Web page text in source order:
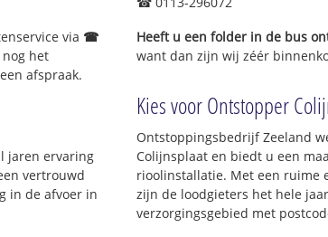
via ☎
het
afspraak.
jaren ervaring
vertrouwd
in de afvoer in
Heeft u een folder in de bus
want dan zijn wij zéér
Kies voor Ontstopper
Ontstoppingsbedrijf Zeeland
Colijnsplaat en biedt u een
rioolinstallatie. Met een ruime
zijn de loodgieters het hele
verzorgingsgebied met